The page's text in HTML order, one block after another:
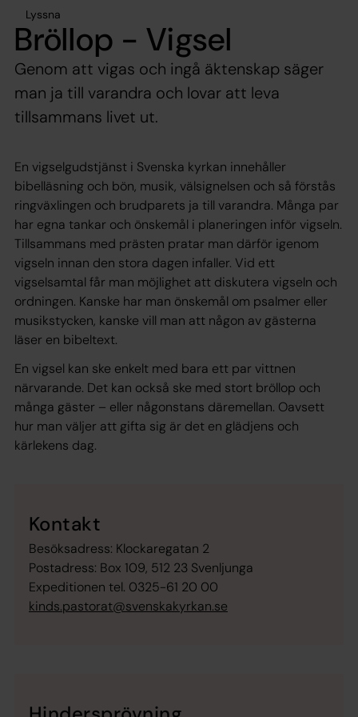
Lyssna
Bröllop - Vigsel
Genom att vigas och ingå äktenskap säger
man ja till varandra och lovar att leva
tillsammans livet ut.
En vigselgudstjänst i Svenska kyrkan innehåller
bibelläsning och bön, musik, välsignelsen och så förstås
ringväxlingen och brudparets ja till varandra. Många par
har egna tankar och önskemål i planeringen inför vigseln.
Tillsammans med prästen pratar man därför igenom
vigseln innan den stora dagen infaller. Vid ett
vigselsamtal får man möjlighet att diskutera vigseln och
ordningen. Kanske har man önskemål om psalmer eller
musikstycken, kanske vill man att någon av gästerna
läser en bibeltext.
En vigsel kan ske enkelt med bara ett par vittnen
närvarande. Det kan också ske med stort bröllop och
många gäster – eller någonstans däremellan. Oavsett
hur man väljer att gifta sig är det en glädjens och
kärlekens dag.
Kontakt
Besöksadress: Klockaregatan 2
Postadress: Box 109, 512 23 Svenljunga
Expeditionen tel. 0325-61 20 00
kinds.pastorat@svenskakyrkan.se